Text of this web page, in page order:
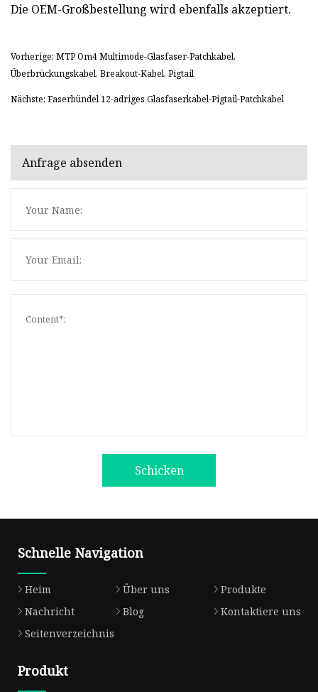
Die OEM-Großbestellung wird ebenfalls akzeptiert.
Vorherige: MTP Om4 Multimode-Glasfaser-Patchkabel,
Überbrückungskabel, Breakout-Kabel, Pigtail
Nächste: Faserbündel 12-adriges Glasfaserkabel-Pigtail-Patchkabel
Anfrage absenden
Schicken
Schnelle Navigation
Heim Über uns
Produkte
Nachricht
Blog
Kontaktiere uns
Seitenverzeichnis
Produkt